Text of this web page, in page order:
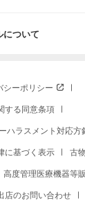
について
シーポリシー
する同意条項
ハラスメント対応方
に基づく表示 古
高度管理医療機器等
店のお問い合わせ